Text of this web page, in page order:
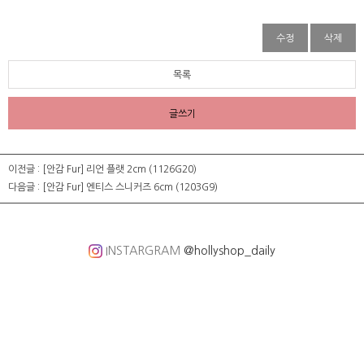
수정 삭제
목록
글쓰기
이전글 :
[안감 Fur] 리언 플랫 2cm (1126G20)
다음글 :
[안감 Fur] 엔티스 스니커즈 6cm (1203G9)
INSTARGRAM @hollyshop_daily